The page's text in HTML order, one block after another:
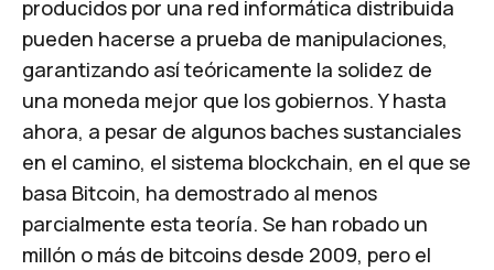
producidos por una red informática distribuida
pueden hacerse a prueba de manipulaciones,
garantizando así teóricamente la solidez de
una moneda mejor que los gobiernos. Y hasta
ahora, a pesar de algunos baches sustanciales
en el camino, el sistema blockchain, en el que se
basa Bitcoin, ha demostrado al menos
parcialmente esta teoría. Se han robado un
millón o más de bitcoins desde 2009, pero el